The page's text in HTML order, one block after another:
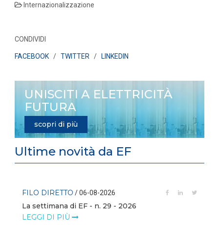
Internazionalizzazione
CONDIVIDI
FACEBOOK / TWITTER / LINKEDIN
UNISCITI A ELETTRICITÀ
FUTURA
scopri di più
Ultime novità da EF
FILO DIRETTO / 06-08-2026
La settimana di EF - n. 29 - 2026
LEGGI DI PIÙ